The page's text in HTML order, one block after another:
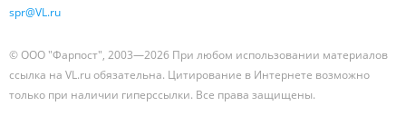
spr@VL.ru
© ООО "Фарпост", 2003—2026 При любом использовании материалов
ссылка на VL.ru обязательна. Цитирование в Интернете возможно
только при наличии гиперссылки. Все права защищены.